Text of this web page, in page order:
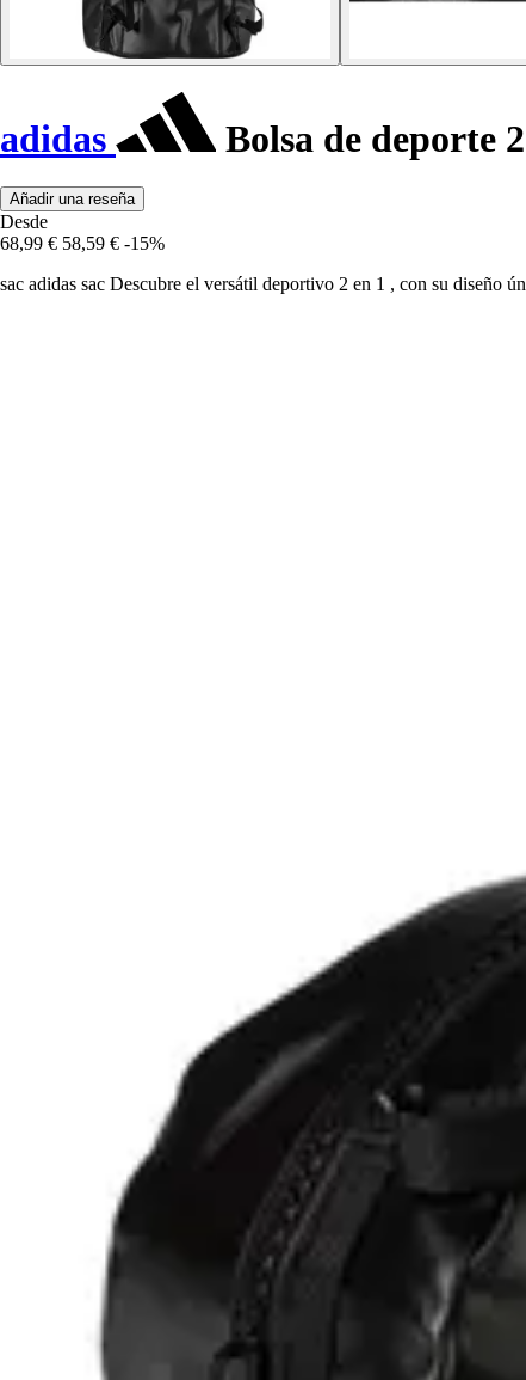
adidas Bolsa de deporte
Añadir una reseña
Desde
68,99 € 58,59 € -15%
sac adidas sac Descubre el versátil deportivo 2 en 1 , con su diseño